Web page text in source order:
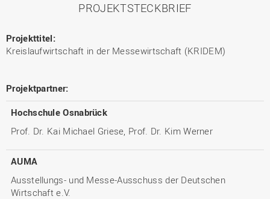
PROJEKTSTECKBRIEF
Projekttitel:
Kreislaufwirtschaft in der Messewirtschaft (KRIDEM)
Projektpartner:
Hochschule Osnabrück
Prof. Dr. Kai Michael Griese, Prof. Dr. Kim Werner
AUMA
Ausstellungs- und Messe-Ausschuss der Deutschen
Wirtschaft e.V.